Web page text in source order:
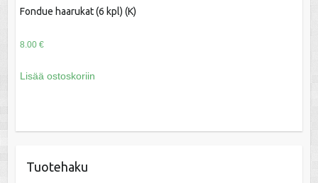
Fondue haarukat (6 kpl) (K)
8.00 €
Lisää ostoskoriin
Tuotehaku